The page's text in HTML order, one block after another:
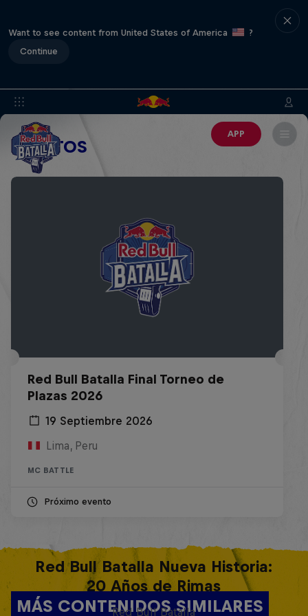
Want to see content from United States of America
?
Continue
APP
EVENTOS
Red Bull Batalla Final Torneo de
Plazas 2026
19 Septiembre 2026
Lima, Peru
MC BATTLE
Próximo evento
MÁS CONTENIDOS SIMILARES
Red Bull Batalla Nueva Historia:
20 Años de Rimas
Red Bull Batalla